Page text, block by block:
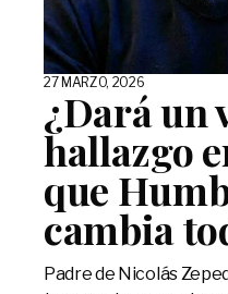
27 MARZO, 2026
¿Dará un
hallazgo
que
cambia
Padre de Nicolás